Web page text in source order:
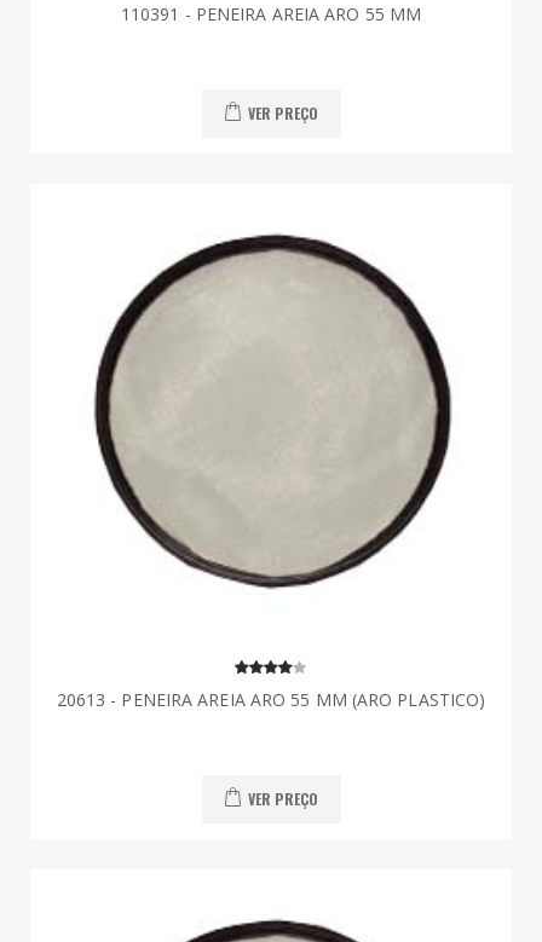
110391 - PENEIRA AREIA ARO 55 MM
VER PREÇO
20613 - PENEIRA AREIA ARO 55 MM (ARO PLASTICO)
VER PREÇO